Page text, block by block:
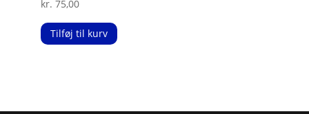
kr. 75,00
Tilføj til kurv